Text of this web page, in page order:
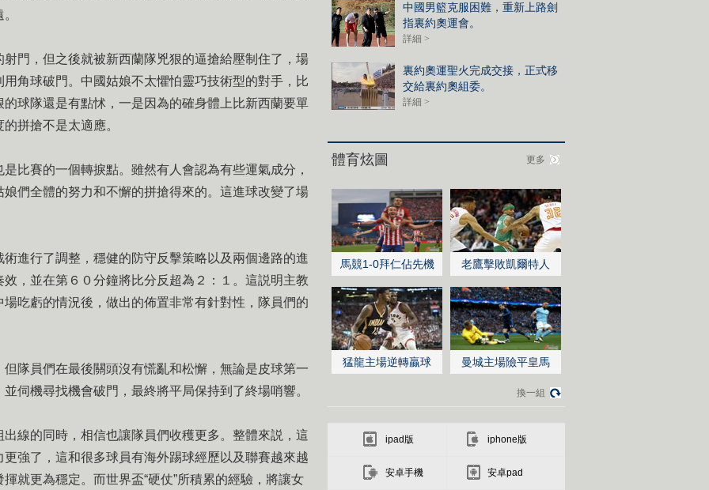
，但之後就被新西蘭隊兇狠的逼搶給壓制住了，場
角球破門。中國姑娘不太懼怕靈巧技術型的對手，比
球隊還是有點怵，一是因為的確身體上比新西蘭要單
拼搶不是太適應。
賽的一個轉捩點。雖然有人會認為有些運氣成分，
們全體的努力和不懈的拼搶得來的。這進球改變了場
行了調整，穩健的防守反擊策略以及兩個邊路的進
，並在第６０分鐘將比分反超為２：１。這説明主教
吃虧的情況後，做出的佈置非常有針對性，隊員們的
員們在最後關頭沒有慌亂和松懈，無論是皮球第一
伺機尋找機會破門，最終將平局保持到了終場哨響。
的同時，相信也讓隊員們收穫更多。整體來説，這
強了，這和很多球員有海外踢球經歷以及聯賽越來越
就更為穩定。而世界盃“硬仗”所積累的經驗，將讓女
中國男籃克服困難，重新上路劍
指裏約奧運會。
詳細 >
裏約奧運聖火完成交接，正式移
交給裏約奧組委。
詳細 >
體育炫圖 更多
馬競1-0拜仁佔先機 老鷹擊敗凱爾特人
猛龍主場逆轉贏球 曼城主場險平皇馬
換一組
ipad版 iphone版
安卓手機 安卓pad